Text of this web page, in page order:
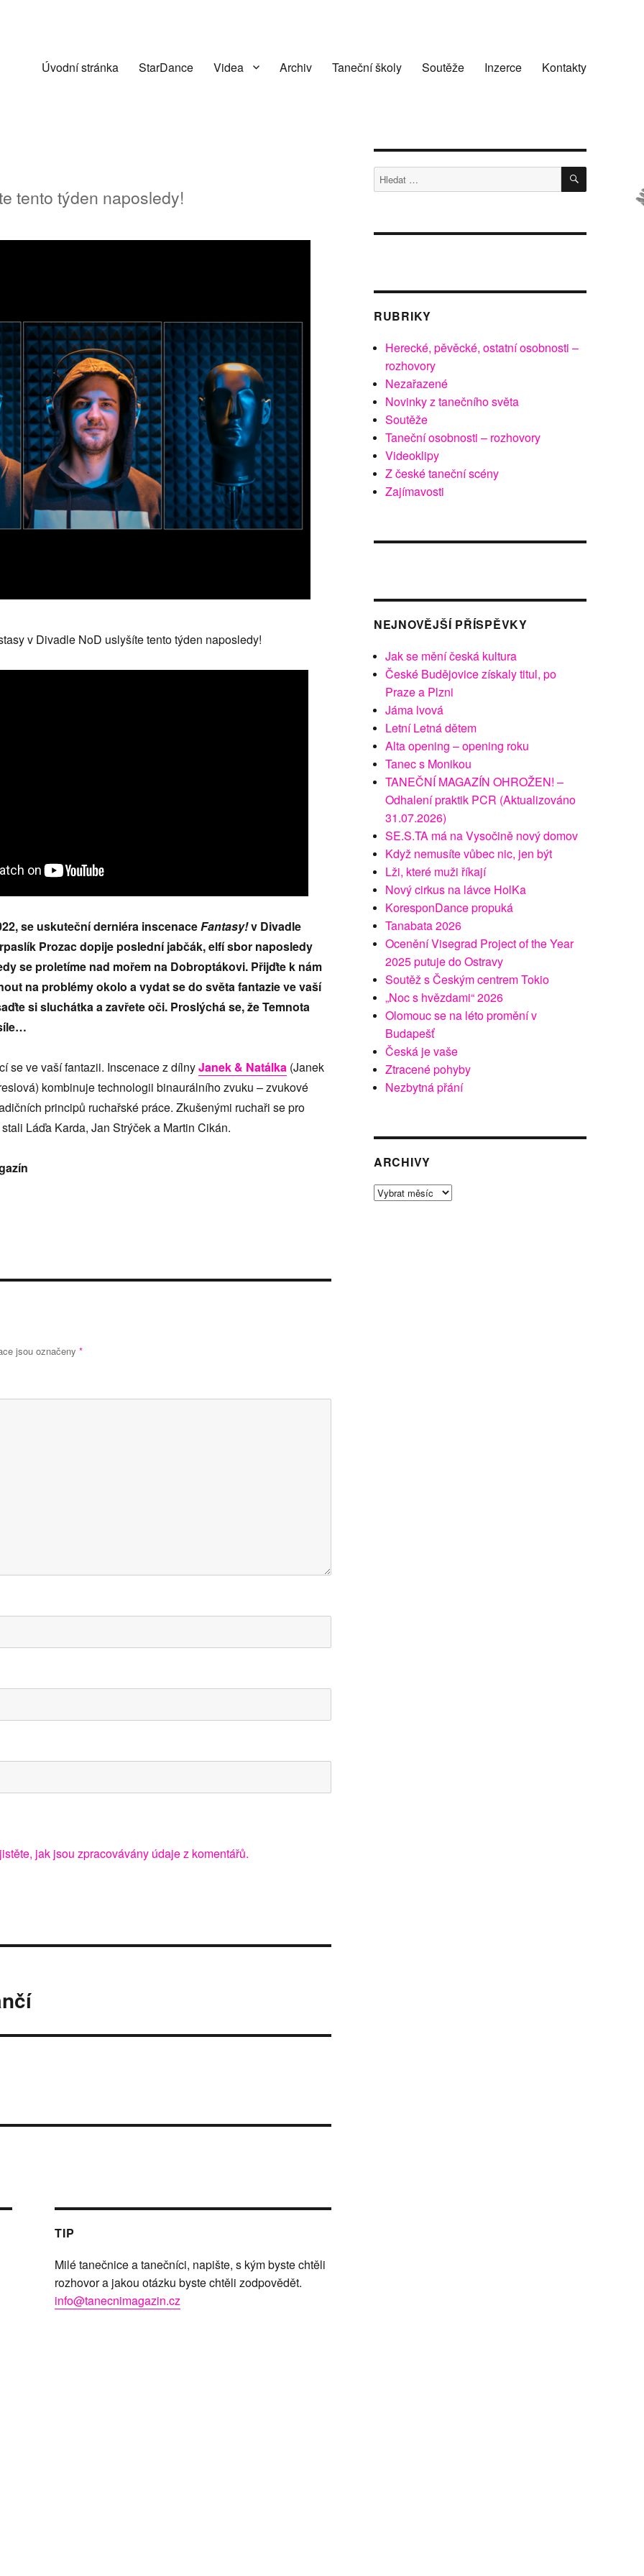
Úvodní stránka StarDance Videa Archiv Taneční školy Soutěže Inzerce Kontakty
tento týden naposledy!
v Divadle NoD uslyšíte tento týden naposledy!
se uskuteční derniéra inscenaceFantasy!v Divadle
Prozac dopije poslední jabčák, elfí sbor naposledy
se proletíme nad mořem na Dobroptákovi. Přijďte k nám
na problémy okolo a vydat se do světa fantazie ve vaší
si sluchátka a zavřete oči. Proslýchá se, že Temnota
se ve vaší fantazii. Inscenace z dílnyJanek & Natálka(Janek
kombinuje technologii binaurálního zvuku – zvukové
principů ruchařské práce. Zkušenými ruchaři se pro
Láďa Karda, Jan Strýček a Martin Cikán.
jsou označeny*
jak jsou zpracovávány údaje z komentářů.
TIP
Milé tanečnice a tanečníci, napište, s kým byste chtěli
rozhovor a jakou otázku byste chtěli zodpovědět.
info@tanecnimagazin.cz
Hledat: HLEDÁNÍ
RUBRIKY
Herecké, pěvěcké, ostatní osobnosti –
rozhovory
Nezařazené
Novinky z tanečního světa
Soutěže
Taneční osobnosti – rozhovory
Videoklipy
Z české taneční scény
Zajímavosti
NEJNOVĚJŠÍ PŘÍSPĚVKY
Jak se mění česká kultura
České Budějovice získaly titul, po
Praze a Plzni
Jáma lvová
Letní Letná dětem
Alta opening – opening roku
Tanec s Monikou
TANEČNÍ MAGAZÍN OHROŽEN! –
Odhalení praktik PCR (Aktualizováno
31.07.2026)
SE.S.TA má na Vysočině nový domov
Když nemusíte vůbec nic, jen být
Lži, které muži říkají
Nový cirkus na lávce HolKa
KoresponDance propuká
Tanabata 2026
Ocenění Visegrad Project of the Year
2025 putuje do Ostravy
Soutěž s Českým centrem Tokio
„Noc s hvězdami“ 2026
Olomouc se na léto promění v
Budapešť
Česká je vaše
Ztracené pohyby
Nezbytná přání
ARCHIVY
Archivy